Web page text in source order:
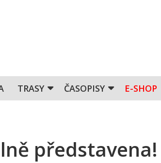
TRASY ČASOPISY E-SHOP
představena!